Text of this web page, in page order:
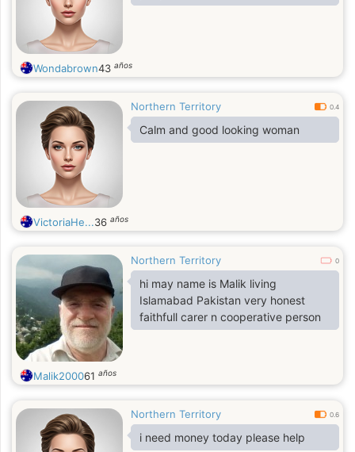
Wondabrown43 años
Northern Territory 0.4
Calm and good looking woman
VictoriaHe...36 años
Northern Territory 0
hi may name is Malik living
Islamabad Pakistan very honest
faithfull carer n cooperative person
Malik200061 años
Northern Territory 0.6
i need money today please help